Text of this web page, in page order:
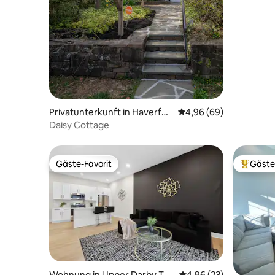
Privatunterkunft in Haverfor
d
Durchschnittliche
4,96 (69)
Daisy Cottage
Gäste-Favorit
Gäste-Favorit